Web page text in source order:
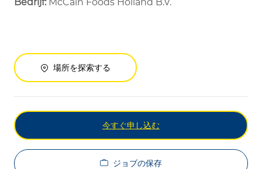
場所を探索する
今すぐ申し込む
ジョブの保存